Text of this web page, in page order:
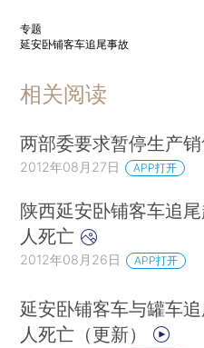
专题
延安卧铺客车追尾事故
相关阅读
两部委要求暂停生产
2012年08月27日 APP打开
陕西延安卧铺客车追
人死亡
2012年08月26日 APP打开
延安卧铺客车与罐车
人死亡（更新）